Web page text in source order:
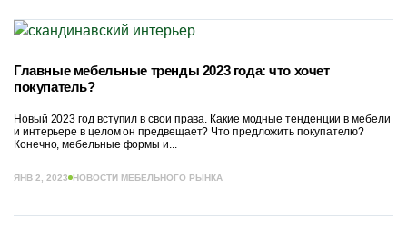
Главные мебельные тренды 2023 года: что хочет
покупатель?
Новый 2023 год вступил в свои права. Какие модные тенденции в мебели
и интерьере в целом он предвещает? Что предложить покупателю?
Конечно, мебельные формы и...
ЯНВ 2, 2023 НОВОСТИ МЕБЕЛЬНОГО РЫНКА